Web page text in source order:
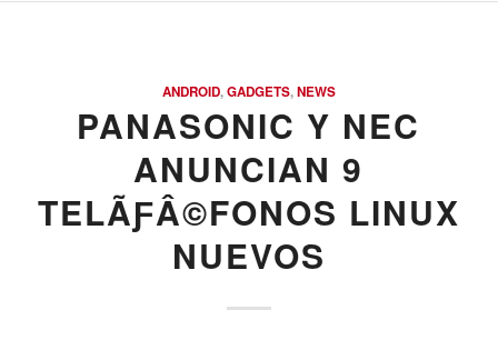
ANDROID,GADGETS,NEWS
PANASONIC Y NEC
ANUNCIAN 9
TELÃƑÂ©FONOS LINUX
NUEVOS